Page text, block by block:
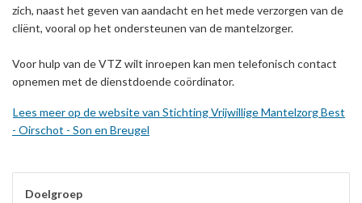
zich, naast het geven van aandacht en het mede verzorgen van de
cliënt, vooral op het ondersteunen van de mantelzorger.
Voor hulp van de VTZ wilt inroepen kan men telefonisch contact
opnemen met de dienstdoende coördinator.
Lees meer op de website van Stichting Vrijwillige Mantelzorg Best
- Oirschot - Son en Breugel
Doelgroep